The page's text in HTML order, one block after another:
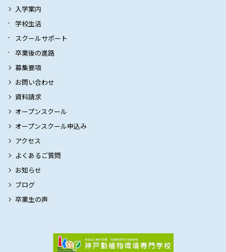
入学案内
学校生活
スクールサポート
卒業後の進路
募集要項
お問い合わせ
資料請求
オープンスクール
オープンスクール申込み
アクセス
よくあるご質問
お知らせ
ブログ
卒業生の声